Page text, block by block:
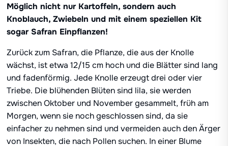
Möglich nicht nur Kartoffeln, sondern auch
Knoblauch, Zwiebeln und mit einem speziellen Kit
sogar Safran Einpflanzen!
Zurück zum Safran, die Pflanze, die aus der Knolle
wächst, ist etwa 12/15 cm hoch und die Blätter sind lang
und fadenförmig. Jede Knolle erzeugt drei oder vier
Triebe. Die blühenden Blüten sind lila, sie werden
zwischen Oktober und November gesammelt, früh am
Morgen, wenn sie noch geschlossen sind, da sie
einfacher zu nehmen sind und vermeiden auch den Ärger
von Insekten, die nach Pollen suchen. In einer Blume